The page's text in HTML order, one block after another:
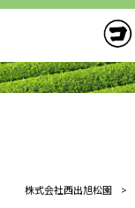
株式会社西出旭松園 >